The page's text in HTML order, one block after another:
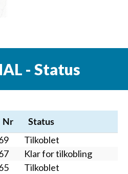
- Status
Nr
Status
Tilkoblet
Klar for tilkobling
Tilkoblet